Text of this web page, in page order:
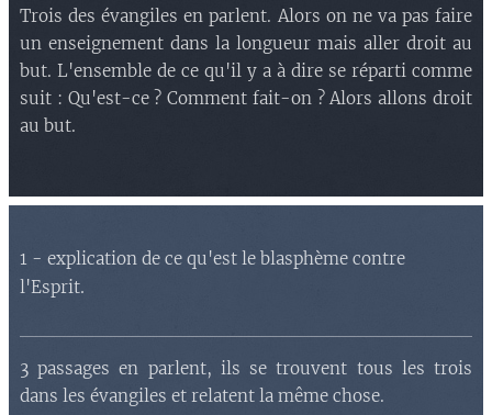
Trois des évangiles en parlent. Alors on ne va pas faire
un enseignement dans la longueur mais aller droit au
but. L'ensemble de ce qu'il y a à dire se réparti comme
suit : Qu'est-ce ? Comment fait-on ? Alors allons droit
au but.
1 - explication de ce qu'est le blasphème contre
l'Esprit.
3 passages en parlent, ils se trouvent tous les trois
dans les évangiles et relatent la même chose.